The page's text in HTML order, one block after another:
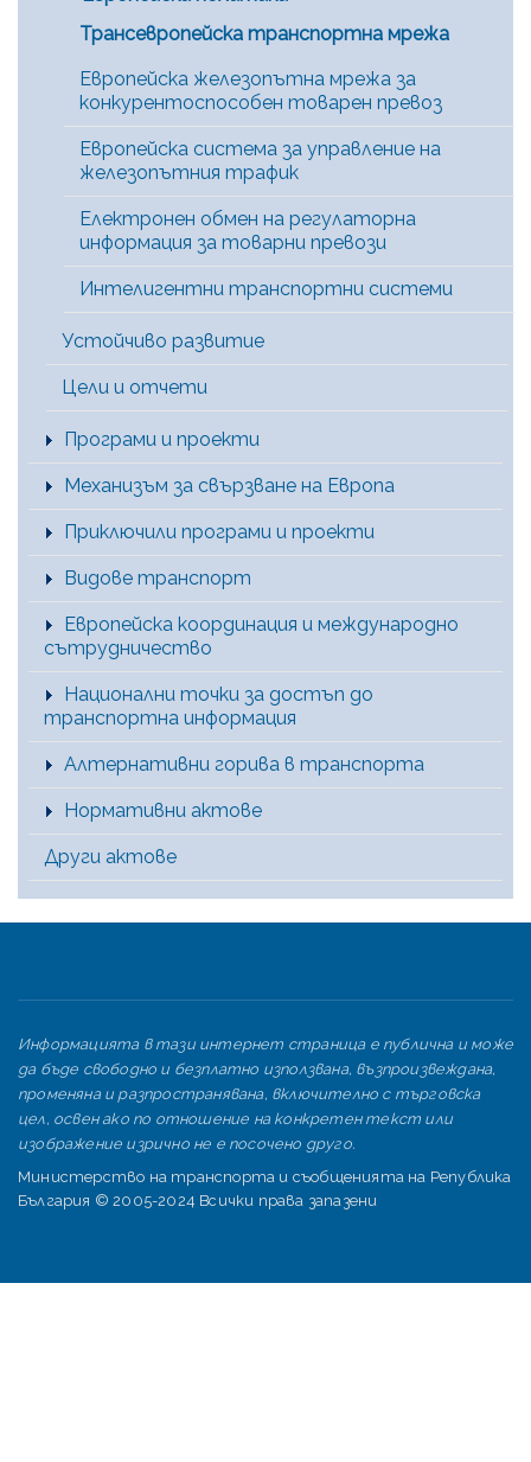
Трансевропейска транспортна мрежа
Европейска железопътна мрежа за
конкурентоспособен товарен превоз
Европейска система за управление на
железопътния трафик
Електронен обмен на регулаторна
информация за товарни превози
Интелигентни транспортни системи
Устойчиво развитие
Цели и отчети
Програми и проекти
Механизъм за свързване на Европа
Приключили програми и проекти
Видове транспорт
Европейска координация и международно
сътрудничество
Национални точки за достъп до
транспортна информация
Алтернативни горива в транспорта
Нормативни актове
Други актове
Информацията в тази интернет страница е публична и може
да бъде свободно и безплатно използвана, възпроизвеждана,
променяна и разпространявана, включително с търговска
цел, освен ако по отношение на конкретен текст или
изображение изрично не е посочено друго.
Министерство на транспорта и съобщенията на Република
България © 2005-2024 Всички права запазени